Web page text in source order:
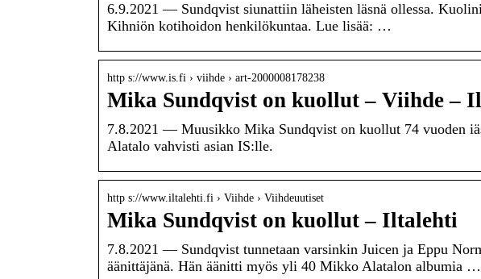
6.9.2021 — Sundqvist siunattiin läheisten läsnä ollessa.
Kihniön kotihoidon henkilökuntaa. Lue lisää: …
http s://www.is.fi › viihde › art-2000008178238
Mika Sundqvist on kuollut – Viihde –
7.8.2021 — Muusikko Mika Sundqvist on kuollut 74 vuoden
Alatalo vahvisti asian IS:lle.
http s://www.iltalehti.fi › Viihde › Viihdeuutiset
Mika Sundqvist on kuollut – Iltalehti
7.8.2021 — Sundqvist tunnetaan varsinkin Juicen ja Eppu
äänittäjänä. Hän äänitti myös yli 40 Mikko Alatalon albumia …